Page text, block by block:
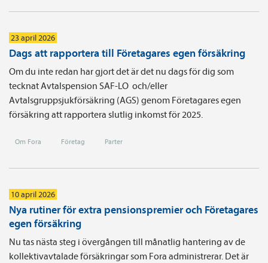
23 april 2026
Dags att rapportera till Företagares egen försäkring
Om du inte redan har gjort det är det nu dags för dig som
tecknat Avtals­pension SAF-LO och/eller
Avtalsgruppsjukförsäkring (AGS) genom Företagares egen
försäkring att rapportera slutlig inkomst för 2025.
Om Fora Företag Parter
10 april 2026
Nya rutiner för extra pensionspremier och Företagares
egen försäkring
Nu tas nästa steg i övergången till månatlig hantering av de
kollektivavtalade försäkringar som Fora administrerar. Det är